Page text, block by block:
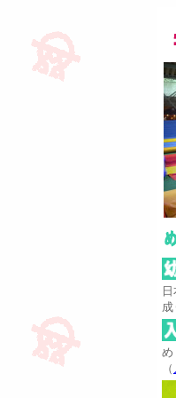
め
（